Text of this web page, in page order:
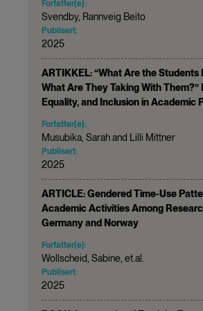
Forfatter(e):
Svendby, Rannveig Beito
Publisert:
2025
ARTIKKEL: “What Are the Students
What Are They Taking With Them?”
Equality, and Inclusion in Academic
Forfatter(e):
Musubika, Sarah and Lilli Mittner
Publisert:
2025
ARTICLE: Gendered Time-Use
Academic Activities Among
Germany and Norway
Forfatter(e):
Wollscheid, Sabine, et.al.
Publisert:
2025